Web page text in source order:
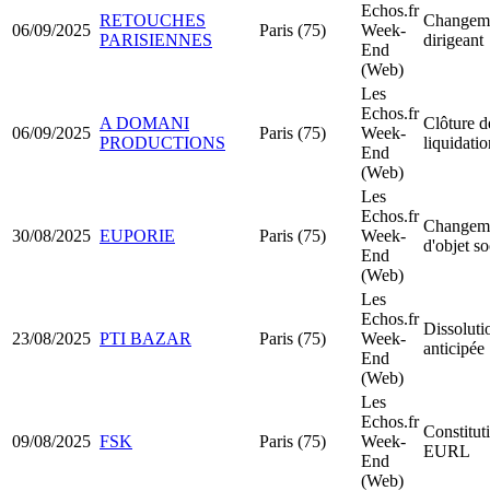
06/09/2025
RETOUCHES
PARISIENNES
Paris (75)
Echos.fr
Week-
End
(Web)
dirigeant
06/09/2025
A DOMANI
PRODUCTIONS
Paris (75)
Les
Echos.fr
Week-
End
(Web)
Clôture
30/08/2025 EUPORIE Paris (75)
Les
Echos.fr
Week-
End
(Web)
d'objet
23/08/2025 PTI BAZAR Paris (75)
Les
Echos.fr
Week-
End
(Web)
anticipée
09/08/2025 FSK Paris (75)
Les
Echos.fr
Week-
End
(Web)
EURL